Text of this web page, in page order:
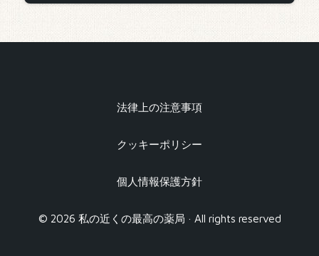
法律上の注意事項
クッキーポリシー
個人情報保護方針
© 2026 私の近くの最高の薬局 · All rights reserved